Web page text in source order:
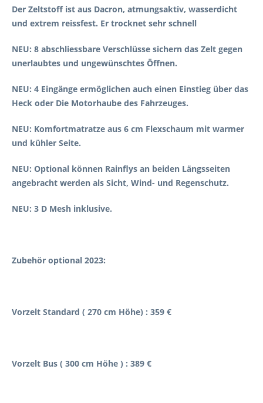
Der Zeltstoff ist aus Dacron, atmungsaktiv, wasserdicht
und extrem reissfest. Er trocknet sehr schnell
NEU: 8 abschliessbare Verschlüsse sichern das Zelt gegen
unerlaubtes und ungewünschtes Öffnen.
NEU: 4 Eingänge ermöglichen auch einen Einstieg über das
Heck oder Die Motorhaube des Fahrzeuges.
NEU: Komfortmatratze aus 6 cm Flexschaum mit warmer
und kühler Seite.
NEU: Optional können Rainflys an beiden Längsseiten
angebracht werden als Sicht, Wind- und Regenschutz.
NEU: 3 D Mesh inklusive.
Zubehör optional 2023:
Vorzelt Standard ( 270 cm Höhe) : 359 €
Vorzelt Bus ( 300 cm Höhe ) : 389 €